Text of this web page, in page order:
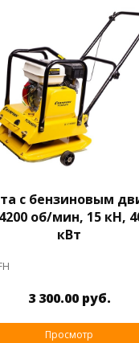
с бензиновым
об/мин, 15 кН,
кВт
3 300.00 руб.
Просмотр